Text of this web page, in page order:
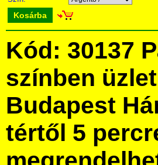
Kosárba
Kód: 30137
színben
Budapest
tértől 5